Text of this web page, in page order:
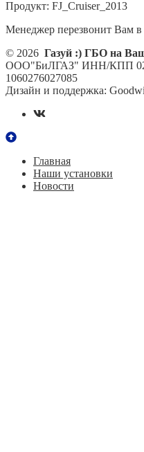
Продукт: FJ_Cruiser_2013
Менеджер перезвонит Вам
© 2026 Газуй :) ГБО на
ООО"БиЛГАЗ" ИНН/КПП
1060276027085
Дизайн и поддержка:
Главная
Наши установки
Новости